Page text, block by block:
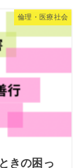
倫理・医療社会
きの困っ